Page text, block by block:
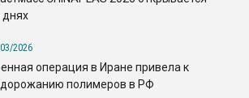
днях
2026
операция в Иране привела к
полимеров в РФ